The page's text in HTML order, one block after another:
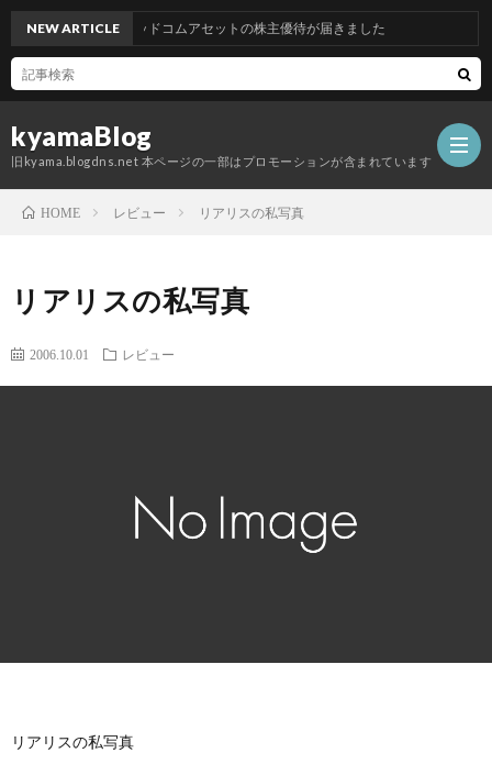
kyamaBlog
旧kyama.blogdns.net 本ページの一部はプロモーションが含まれています
NEW ARTICLEグッドコムアセットの株主優待が届きました
HOME レビュー リアリスの私写真
リアリスの私写真
2006.10.01 レビュー
リアリスの私写真